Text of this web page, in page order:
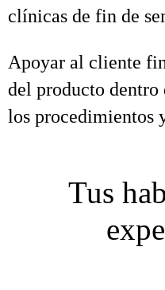
clínicas de fin de
Apoyar al cliente
del producto dentro
los procedimientos
Tus